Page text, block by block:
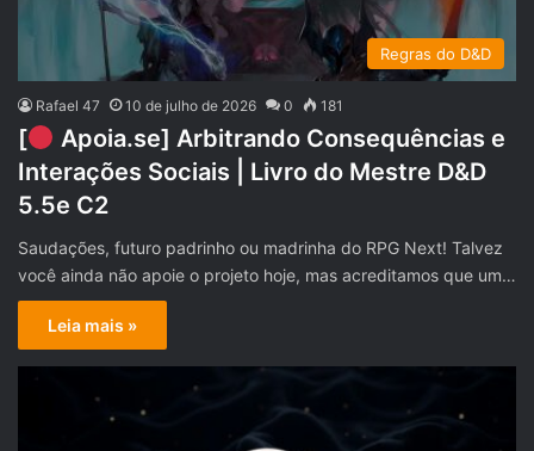
Regras do D&D
Rafael 47 10 de julho de 2026 0 181
[
Apoia.se] Arbitrando Consequências e
Interações Sociais | Livro do Mestre D&D
5.5e C2
Saudações, futuro padrinho ou madrinha do RPG Next! Talvez
você ainda não apoie o projeto hoje, mas acreditamos que um…
Leia mais »